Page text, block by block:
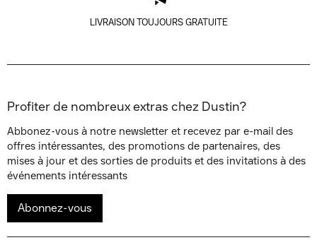
LIVRAISON TOUJOURS GRATUITE
Profiter de nombreux extras chez Dustin?
Abbonez-vous à notre newsletter et recevez par e-mail des
offres intéressantes, des promotions de partenaires, des
mises à jour et des sorties de produits et des invitations à des
événements intéressants
Abonnez-vous